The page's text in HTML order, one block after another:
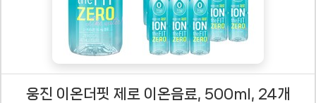
웅진 이온더핏 제로 이온음료, 500ml, 24개